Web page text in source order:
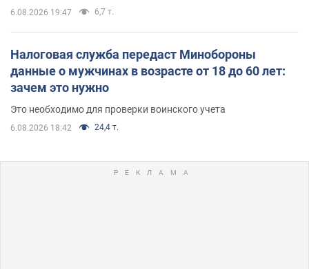
6.08.2026 19:47 6,7 т.
Налоговая служба передаст Минобороны
данные о мужчинах в возрасте от 18 до 60 лет:
зачем это нужно
Это необходимо для проверки воинского учета
6.08.2026 18:42 24,4 т.